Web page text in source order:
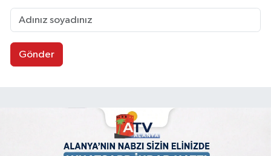
Gönder